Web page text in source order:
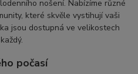
nošení. Nabízíme různé
které skvěle vystihují vaši
jsou dostupná ve velikostech
počasí